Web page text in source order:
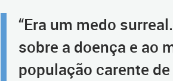
“Era um medo
sobre a doença e ao
população carente